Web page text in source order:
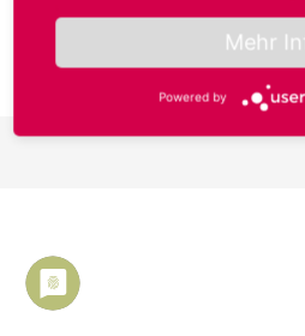
Mehr
Powered by